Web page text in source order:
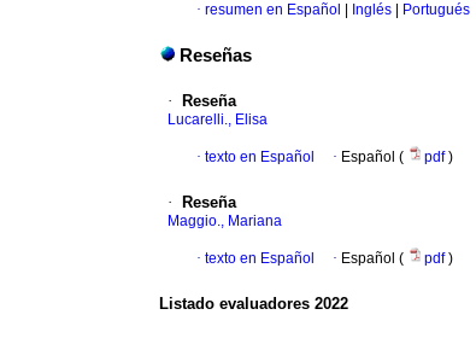
· resumen en Español Inglés Portugués
Reseñas
· Reseña
Lucarelli., Elisa
· texto en Español · Español ( pdf)
· Reseña
Maggio., Mariana
· texto en Español · Español ( pdf)
Listado evaluadores 2022